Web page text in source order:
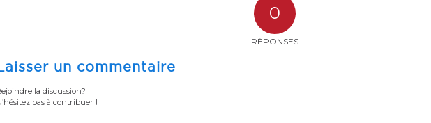
0
RÉPONSES
un commentaire
la discussion?
pas à contribuer !